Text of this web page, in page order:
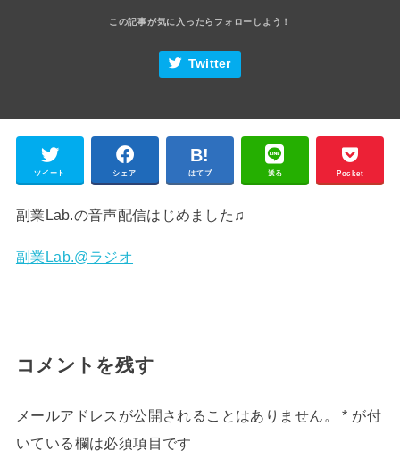
Twitter
ツイート シェア はてブ 送る Pocket
副業Lab.の音声配信はじめました♫
副業Lab.@ラジオ
コメントを残す
メールアドレスが公開されることはありません。 * が付
いている欄は必須項目です